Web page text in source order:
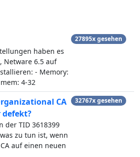
haben es
Netware 6.5 auf
- Memory:
4-32
27895x gesehen
CA
defekt?
der TID 3618399
zu tun ist, wenn
auf einen neuen
32767x gesehen